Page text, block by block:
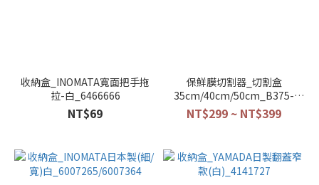
收納盒_INOMATA寬面把手拖
拉-白_6466666
NT$69
保鮮膜切割器_切割盒
35cm/40cm/50cm_B375-
003/2/1
NT$299 ~ NT$399